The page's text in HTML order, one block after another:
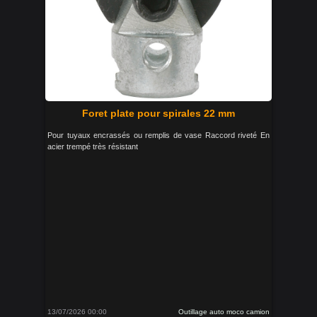
Foret plate pour spirales 22 mm
Pour tuyaux encrassés ou remplis de vase Raccord riveté En
acier trempé très résistant
13/07/2026 00:00 Outillage auto moco camion